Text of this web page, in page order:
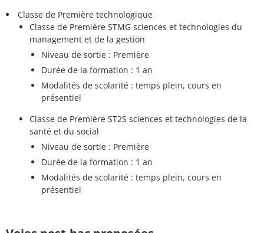
Classe de Première technologique
Classe de Première STMG sciences et technologies du
management et de la gestion
Niveau de sortie : Première
Durée de la formation : 1 an
Modalités de scolarité : temps plein, cours en
présentiel
Classe de Première ST2S sciences et technologies de la
santé et du social
Niveau de sortie : Première
Durée de la formation : 1 an
Modalités de scolarité : temps plein, cours en
présentiel